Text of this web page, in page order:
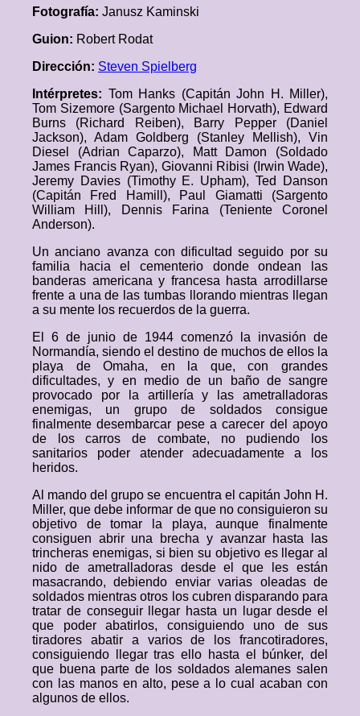
Fotografía: Janusz Kaminski
Guion: Robert Rodat
Dirección: Steven Spielberg
Intérpretes: Tom Hanks (Capitán John H. Miller),
Tom Sizemore (Sargento Michael Horvath), Edward
Burns (Richard Reiben), Barry Pepper (Daniel
Jackson), Adam Goldberg (Stanley Mellish), Vin
Diesel (Adrian Caparzo), Matt Damon (Soldado
James Francis Ryan), Giovanni Ribisi (Irwin Wade),
Jeremy Davies (Timothy E. Upham), Ted Danson
(Capitán Fred Hamill), Paul Giamatti (Sargento
William Hill), Dennis Farina (Teniente Coronel
Anderson).
Un anciano avanza con dificultad seguido por su
familia hacia el cementerio donde ondean las
banderas americana y francesa hasta arrodillarse
frente a una de las tumbas llorando mientras llegan
a su mente los recuerdos de la guerra.
El 6 de junio de 1944 comenzó la invasión de
Normandía, siendo el destino de muchos de ellos la
playa de Omaha, en la que, con grandes
dificultades, y en medio de un baño de sangre
provocado por la artillería y las ametralladoras
enemigas, un grupo de soldados consigue
finalmente desembarcar pese a carecer del apoyo
de los carros de combate, no pudiendo los
sanitarios poder atender adecuadamente a los
heridos.
Al mando del grupo se encuentra el capitán John H.
Miller, que debe informar de que no consiguieron su
objetivo de tomar la playa, aunque finalmente
consiguen abrir una brecha y avanzar hasta las
trincheras enemigas, si bien su objetivo es llegar al
nido de ametralladoras desde el que les están
masacrando, debiendo enviar varias oleadas de
soldados mientras otros los cubren disparando para
tratar de conseguir llegar hasta un lugar desde el
que poder abatirlos, consiguiendo uno de sus
tiradores abatir a varios de los francotiradores,
consiguiendo llegar tras ello hasta el búnker, del
que buena parte de los soldados alemanes salen
con las manos en alto, pese a lo cual acaban con
algunos de ellos.